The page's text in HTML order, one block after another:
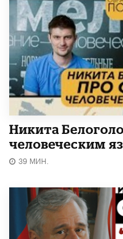
Никита
человеческим
39 МИН.